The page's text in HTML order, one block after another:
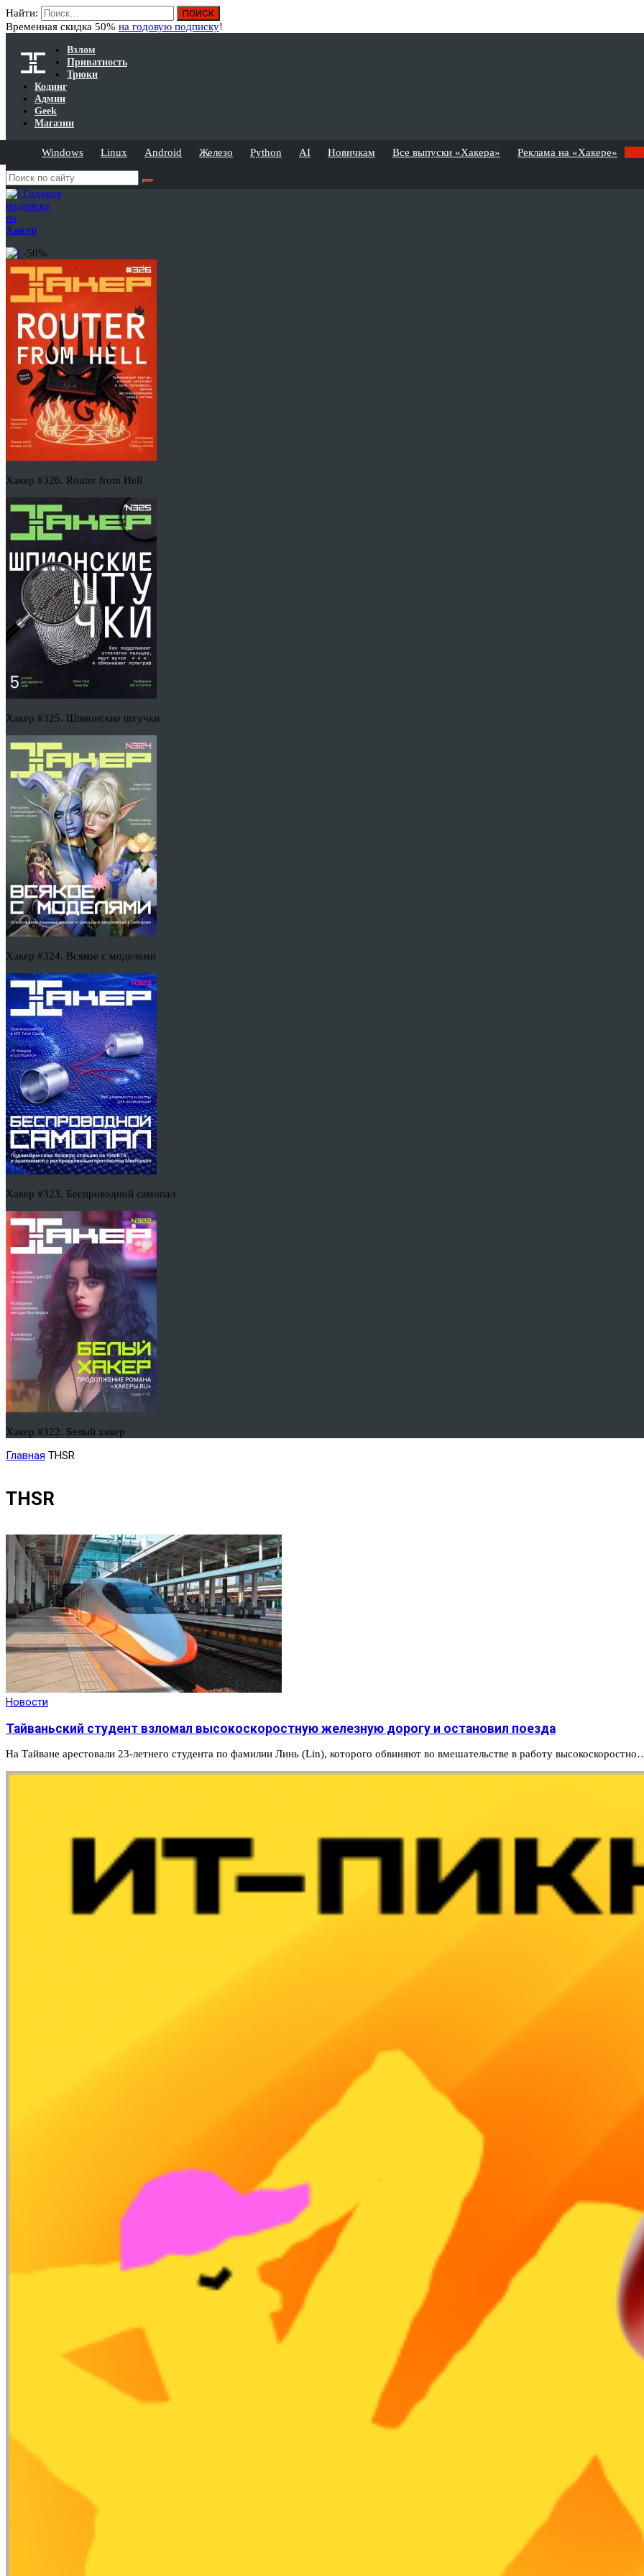
Найти:
Временная скидка 50% на годовую подписку!
Взлом
Приватность
Трюки
Кодинг
Админ
Geek
Магазин
Windows Linux Android Железо Python AI Новичкам Все выпуски «Хакера» Реклама на «Хакере»
Годовая
подписка
на
Хакер
-50%
Хакер #326. Router from Hell
Хакер #325. Шпионские штучки
Хакер #324. Всякое с моделями
Хакер #323. Беспроводной самопал
Хакер #322. Белый хакер
Главная THSR
THSR
Новости
Тайваньский студент взломал высокоскоростную железную дорогу и остановил поезда
На Тайване арестовали 23-летнего студента по фамилии Линь (Lin), которого обвиняют во вмешательстве в работу